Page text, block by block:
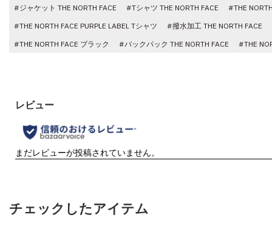
#ジャケット THE NORTH FACE #Tシャツ THE NORTH FACE
#THE
#THE NORTH FACE PURPLE LABEL Tシャツ
#撥水加工 THE NORTH FACE
#THE NORTH FACE ブラック
#バックパック THE NORTH FACE #THE
チェックしたアイテム